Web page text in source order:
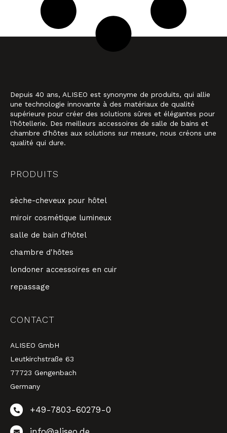
Depuis 40 ans, ALISEO est synonyme de produits, qui allie
une technologie innovante à des matériaux de qualité
supérieure pour créer des solutions sûres et élégantes pour
l'hôtellerie. Des meilleurs accessoires de salle de bains et
chambre d'hôtes aux solutions sur mesure, nous créons une
qualité qui dure.
PRODUITS
sèche-cheveux pour hôtel
miroir cosmétique lumineux
salle de bain d'hôtel
chambre d'hôtes
londoner accessoires en cuir
repassage
CONTACT
ALISEO GmbH
Leutkirchstraße 63
77723 Gengenbach
Germany
+49-7803-60279-0